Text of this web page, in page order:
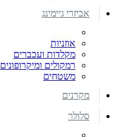
אביזרי גיימינג
אוזניות
מקלדות ועכברים
רמקולים ומיקרופונים
משטחים
מקרנים
סלולר